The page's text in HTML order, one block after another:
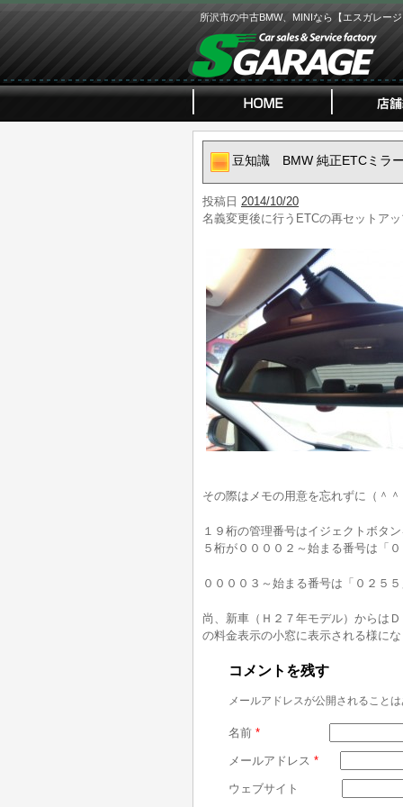
所沢市の中古BMW、MINIなら【エスガレー
豆知識 BMW 純正ETCミラ
投稿日 2014/10/20
名義変更後に行うETCの再セットア
その際はメモの用意を忘れずに（＾
１９桁の管理番号はイジェクトボタ
５桁が００００２～始まる番号は「
００００３～始まる番号は「０２５
尚、新車（Ｈ２７年モデル）からは
の料金表示の小窓に表示される様に
コメントを残す
メールアドレスが公開されること
名前 *
メールアドレス *
ウェブサイト